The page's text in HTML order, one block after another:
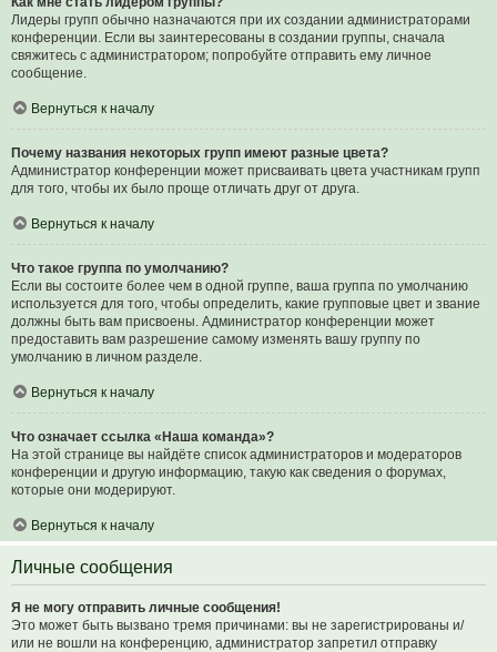
Лидеры групп обычно назначаются при их создании администраторами
конференции. Если вы заинтересованы в создании группы, сначала
свяжитесь с администратором; попробуйте отправить ему личное
сообщение.
Вернуться к началу
Почему названия некоторых групп имеют разные цвета?
Администратор конференции может присваивать цвета участникам групп
для того, чтобы их было проще отличать друг от друга.
Вернуться к началу
Что такое группа по умолчанию?
Если вы состоите более чем в одной группе, ваша группа по умолчанию
используется для того, чтобы определить, какие групповые цвет и звание
должны быть вам присвоены. Администратор конференции может
предоставить вам разрешение самому изменять вашу группу по
умолчанию в личном разделе.
Вернуться к началу
Что означает ссылка «Наша команда»?
На этой странице вы найдёте список администраторов и модераторов
конференции и другую информацию, такую как сведения о форумах,
которые они модерируют.
Вернуться к началу
Личные сообщения
Я не могу отправить личные сообщения!
Это может быть вызвано тремя причинами: вы не зарегистрированы и/
или не вошли на конференцию, администратор запретил отправку